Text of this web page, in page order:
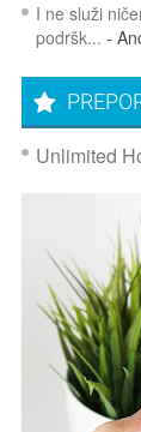
I ne služi
podršk... -
Unlimited